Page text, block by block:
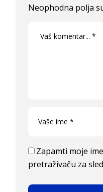
Neophodna polja
Zapamti moje
pretraživaču za